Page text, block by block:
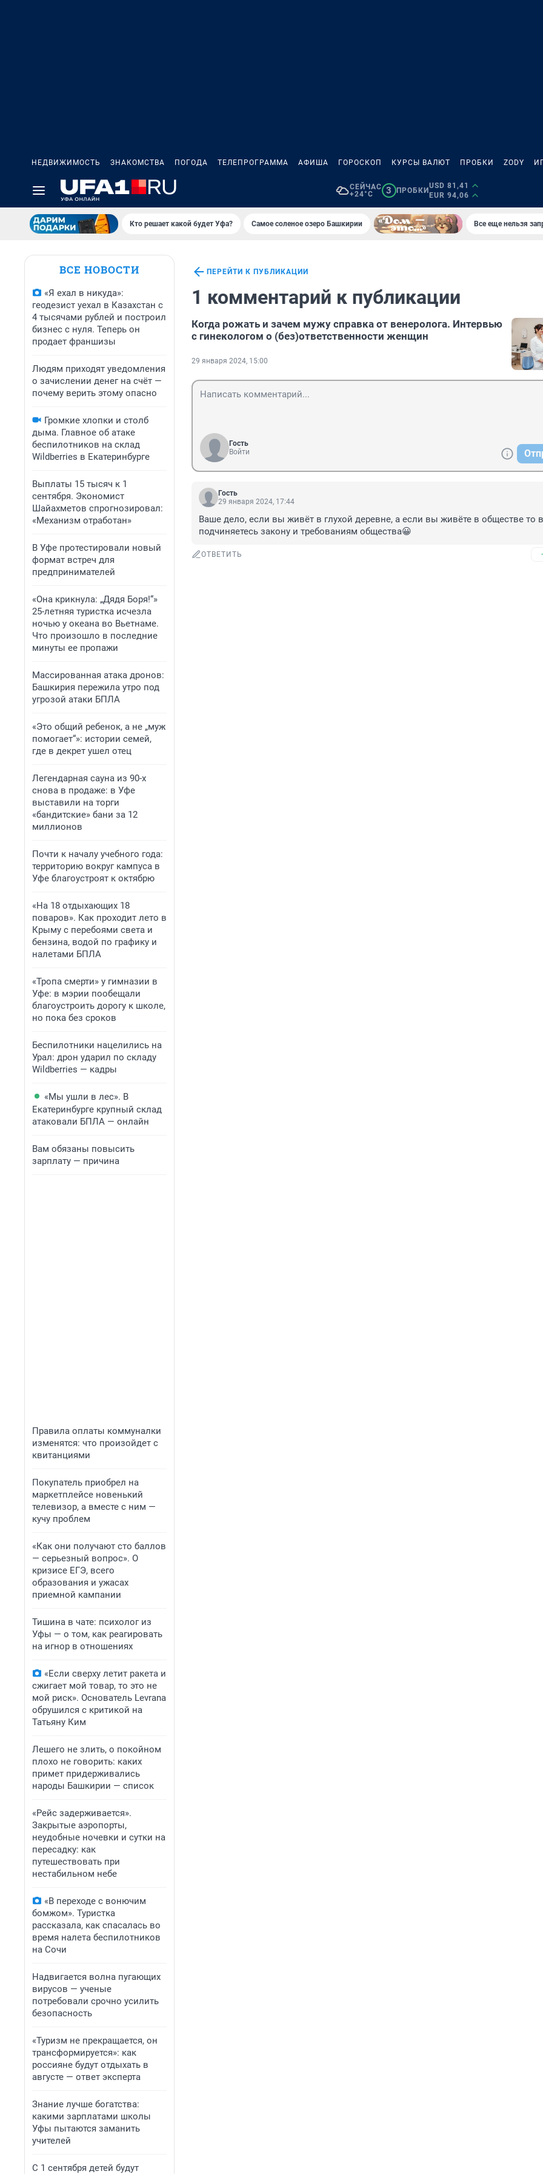
НЕДВИЖИМОСТЬ ЗНАКОМСТВА ПОГОДА ТЕЛЕПРОГРАММА АФИША ГОРОСКОП КУРСЫ ВАЛЮТ ПРОБКИ ZODY
СЕЙЧАС
+24°C
3 ПРОБКИ
USD 81,41
EUR 94,06
Кто решает какой будет Уфа? Самое соленое озеро Башкирии Все еще нельзя
ВСЕ НОВОСТИ
«Я ехал в никуда»:
геодезист уехал в Казахстан с
4 тысячами рублей и построил
бизнес с нуля. Теперь он
продает франшизы
Людям приходят уведомления
о зачислении денег на счёт —
почему верить этому опасно
Громкие хлопки и столб
дыма. Главное об атаке
беспилотников на склад
Wildberries в Екатеринбурге
Выплаты 15 тысяч к 1
сентября. Экономист
Шайахметов спрогнозировал:
«Механизм отработан»
В Уфе протестировали новый
формат встреч для
предпринимателей
«Она крикнула: „Дядя Боря!“»
25-летняя туристка исчезла
ночью у океана во Вьетнаме.
Что произошло в последние
минуты ее пропажи
Массированная атака дронов:
Башкирия пережила утро под
угрозой атаки БПЛА
«Это общий ребенок, а не „муж
помогает“»: истории семей,
где в декрет ушел отец
Легендарная сауна из 90-х
снова в продаже: в Уфе
выставили на торги
«бандитские» бани за 12
миллионов
Почти к началу учебного года:
территорию вокруг кампуса в
Уфе благоустроят к октябрю
«На 18 отдыхающих 18
поваров». Как проходит лето в
Крыму с перебоями света и
бензина, водой по графику и
налетами БПЛА
«Тропа смерти» у гимназии в
Уфе: в мэрии пообещали
благоустроить дорогу к школе,
но пока без сроков
Беспилотники нацелились на
Урал: дрон ударил по складу
Wildberries — кадры
«Мы ушли в лес». В
Екатеринбурге крупный склад
атаковали БПЛА — онлайн
Вам обязаны повысить
зарплату — причина
Правила оплаты коммуналки
изменятся: что произойдет с
квитанциями
Покупатель приобрел на
маркетплейсе новенький
телевизор, а вместе с ним —
кучу проблем
«Как они получают сто баллов
— серьезный вопрос». О
кризисе ЕГЭ, всего
образования и ужасах
приемной кампании
Тишина в чате: психолог из
Уфы — о том, как реагировать
на игнор в отношениях
«Если сверху летит ракета и
сжигает мой товар, то это не
мой риск». Основатель Levrana
обрушился с критикой на
Татьяну Ким
Лешего не злить, о покойном
плохо не говорить: каких
примет придерживались
народы Башкирии — список
«Рейс задерживается».
Закрытые аэропорты,
неудобные ночевки и сутки на
пересадку: как
путешествовать при
нестабильном небе
«В переходе с вонючим
бомжом». Туристка
рассказала, как спасалась во
время налета беспилотников
на Сочи
Надвигается волна пугающих
вирусов — ученые
потребовали срочно усилить
безопасность
«Туризм не прекращается, он
трансформируется»: как
россияне будут отдыхать в
августе — ответ эксперта
Знание лучше богатства:
какими зарплатами школы
Уфы пытаются заманить
учителей
С 1 сентября детей будут
ПЕРЕЙТИ К ПУБЛИКАЦИИ
1 комментарий к публикации
Когда рожать и зачем мужу справка от венеролога. Интервью
с гинекологом о (без)ответственности женщин
29 января 2024, 15:00
Гость
Войти
Гость
29 января 2024, 17:44
Ваше дело, если вы живёт в глухой деревне, а если вы живёте в обществе то
подчиняетесь закону и требованиям общества😀
ОТВЕТИТЬ